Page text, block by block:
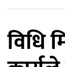
विधि